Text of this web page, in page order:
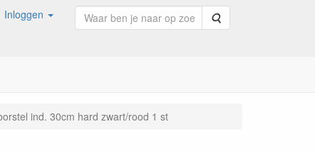
Inloggen Zoeken
ind. 30cm hard zwart/rood 1 st